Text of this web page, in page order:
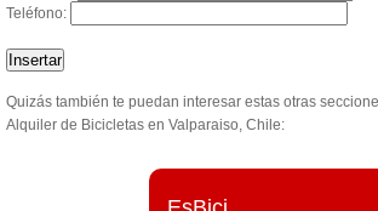
Teléfono:
Quizás también te puedan interesar estas otras
Alquiler de Bicicletas en Valparaiso, Chile: